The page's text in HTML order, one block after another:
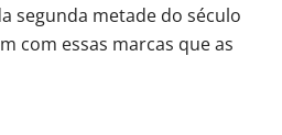
segunda metade do século
com essas marcas que as